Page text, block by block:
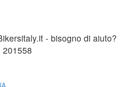
- bisogno di aiuto?